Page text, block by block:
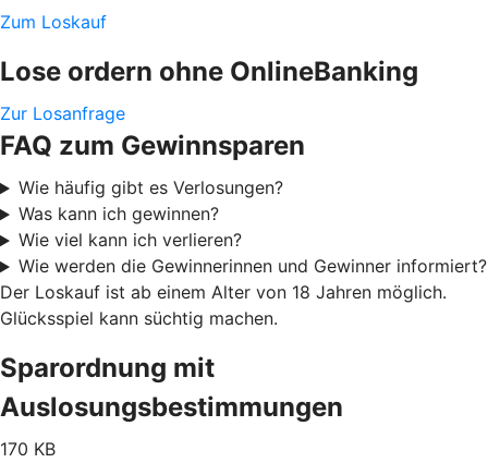
Zum Loskauf
Lose ordern ohne OnlineBanking
Zur Losanfrage
FAQ zum Gewinnsparen
Wie häufig gibt es Verlosungen?
Was kann ich gewinnen?
Wie viel kann ich verlieren?
Wie werden die Gewinnerinnen und Gewinner informiert?
Der Loskauf ist ab einem Alter von 18 Jahren möglich.
Glücksspiel kann süchtig machen.
Sparordnung mit
Auslosungsbestimmungen
170 KB